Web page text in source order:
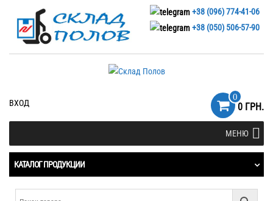
+38 (096) 774-41-06
+38 (050) 506-57-90
ВХОД
0
0 ГРН.
МЕНЮ
КАТАЛОГ ПРОДУКЦИИ